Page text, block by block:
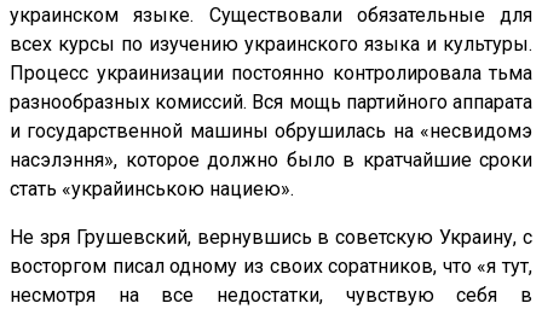
украинском языке. Существовали обязательные для
всех курсы по изучению украинского языка и культуры.
Процесс украинизации постоянно контролировала тьма
разнообразных комиссий. Вся мощь партийного аппарата
и государственной машины обрушилась на «несвидомэ
насэлэння», которое должно было в кратчайшие сроки
стать «украйинською нациею».
Не зря Грушевский, вернувшись в советскую Украину, с
восторгом писал одному из своих соратников, что «я тут,
несмотря на все недостатки, чувствую себя в